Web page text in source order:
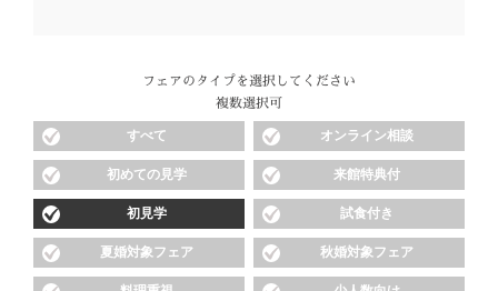
フェアのタイプを選択してください
複数選択可
すべて
オンライン相談
初めての見学
来館特典付
初見学
試食付き
夏婚対象フェア
秋婚対象フェア